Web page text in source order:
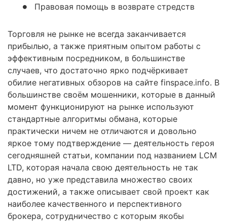
Правовая помощь в возврате стредств
Торговля не рынке не всегда заканчивается
прибылью, а также приятным опытом работы с
эффективным посредником, в большинстве
случаев, что достаточно ярко подчёркивает
обилие негативных обзоров на сайте finspace.info. В
большинстве своём мошенники, которые в данный
момент функционируют на рынке используют
стандартные алгоритмы обмана, которые
практически ничем не отличаются и довольно
яркое тому подтверждение — деятельность героя
сегодняшней статьи, компании под названием LCM
LTD, которая начала свою деятельность не так
давно, но уже представила множество своих
достижений, а также описывает свой проект как
наиболее качественного и перспективного
брокера, сотрудничество с которым якобы